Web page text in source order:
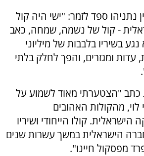
ספד לזמר: "ישי היה קול
- קול של נשמה, שמחה, כאב
בשיריו בלבבות של מיליוני
עדות ומגזרים, והפך לחלק בלתי
כתב "הצטערתי מאוד לשמוע על
מהקולות האהובים
הישראלית. קולו הייחודי ושיריו
הישראלית במשך עשרות שנים
מפסקול חיינו".